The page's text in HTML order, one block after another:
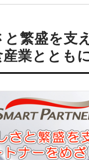
と繁盛を支
業ととも